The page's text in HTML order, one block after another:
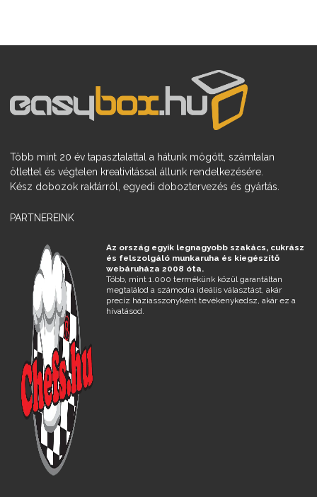
Több mint 20 év tapasztalattal a hátunk mögött, számtalan
ötlettel és végtelen kreativitással állunk rendelkezésére.
Kész dobozok raktárról, egyedi doboztervezés és gyártás.
PARTNEREINK
Az ország egyik legnagyobb szakács, cukrász
és felszolgáló munkaruha és kiegészítő
webáruháza 2008 óta.
Több, mint 1.000 termékünk közül garantáltan
megtalálod a számodra ideális választást, akár
precíz háziasszonyként tevékenykedsz, akár ez a
hivatásod.